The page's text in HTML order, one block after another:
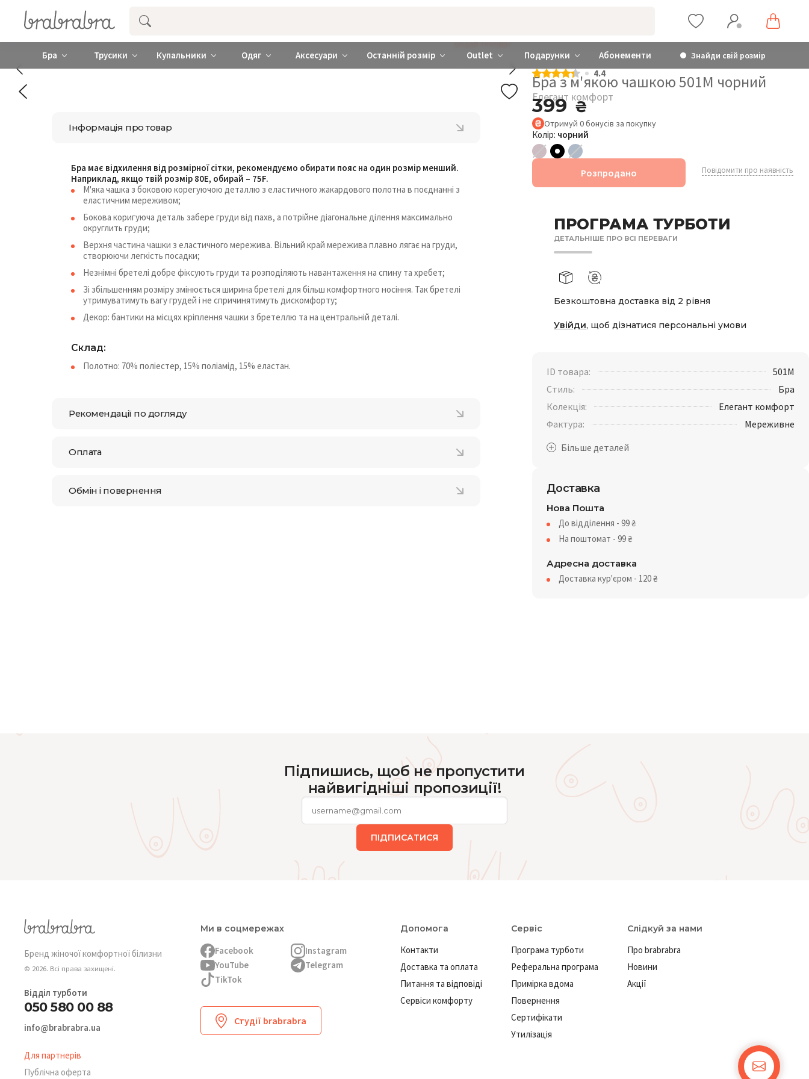
Купити нижню жіночу білизну ❤️ brabrabra ❤️ Київ та Україна
Бра Трусики Купальники Одяг Аксесуари Останній розмір Outlet Подарунки Абонементи Знайди свій розмір
ДОДАЙ ТРУСИКИ
4.4
Бра з м'якою чашкою 501М чорний
Елегант комфорт
399₴
Отримуй 0бонусів за покупку
Колір: чорний
Розпродано Повідомити про наявність
ПРОГРАМА ТУРБОТИ
ДЕТАЛЬНІШЕ ПРО ВСІ ПЕРЕВАГИ
Безкоштовна доставка від 2 рівня
Увійди, щоб дізнатися персональні умови
ID товара:
501M
Стиль:
Бра
Колекція:
Елегант комфорт
Фактура:
Мереживне
Доставка
Нова Пошта
До відділення - 99₴
На поштомат - 99₴
Адресна доставка
Доставка кур'єром - 120₴
Інформація про товар
Бра має відхилення від розмірної сітки, рекомендуємо обирати пояс на один розмір менший.
Наприклад, якщо твій розмір 80Е, обирай – 75F.
М'яка чашка з боковою корегуючою деталлю з еластичного жакардового полотна в поєднанні з
еластичним мереживом;
Бокова коригуюча деталь забере груди від пахв, а потрійне діагональне ділення максимально
округлить груди;
Верхня частина чашки з еластичного мережива. Вільний край мережива плавно лягає на груди,
створюючи легкість посадки;
Незнімні бретелі добре фіксують груди та розподіляють навантаження на спину та хребет;
Зі збільшенням розміру змінюється ширина бретелі для більш комфортного носіння. Так бретелі
утримуватимуть вагу грудей і не спричинятимуть дискомфорту;
Декор: бантики на місцях кріплення чашки з бретеллю та на центральній деталі.
Склад:
Полотно: 70% поліестер, 15% поліамід, 15% еластан.
Рекомендації по догляду
Оплата
Обмін і повернення
Підпишись, щоб не пропустити
найвигідніші пропозиції!
ПІДПИСАТИСЯ
Бренд жіночої комфортної білизни
© 2026. Всі права захищені.
Відділ турботи
050 580 00 88
info@brabrabra.ua
Для партнерів
Публічна оферта
Ми в соцмережах
Facebook
Instagram
YouTube
Telegram
TikTok
Студії brabrabra
Допомога
Контакти
Доставка та оплата
Питання та відповіді
Сервіси комфорту
Сервіс
Програма турботи
Реферальна програма
Примірка вдома
Повернення
Сертифікати
Утилізація
Слідкуй за нами
Про brabrabra
Новини
Акції